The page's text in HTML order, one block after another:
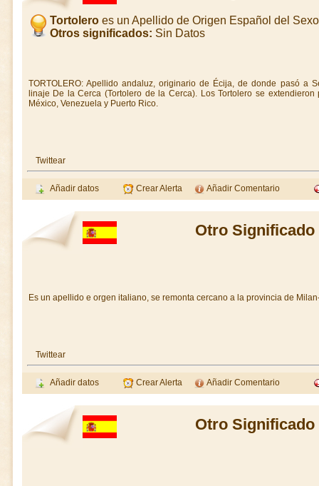
Tortoleroes un Apellido de Origen Español del
Otros significados: Sin Datos
TORTOLERO: Apellido andaluz, originario de Écija, de donde pasó a
linaje De la Cerca (Tortolero de la Cerca). Los Tortolero se
México, Venezuela y Puerto Rico.
Twittear
Añadir datos Crear Alerta Añadir Comentario
Otro Significado
Es un apellido e orgen italiano, se remonta cercano a la provincia de
Twittear
Añadir datos Crear Alerta Añadir Comentario
Otro Significado